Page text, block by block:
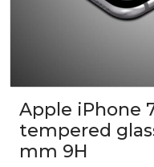
Apple iPhone
tempered
mm 9H